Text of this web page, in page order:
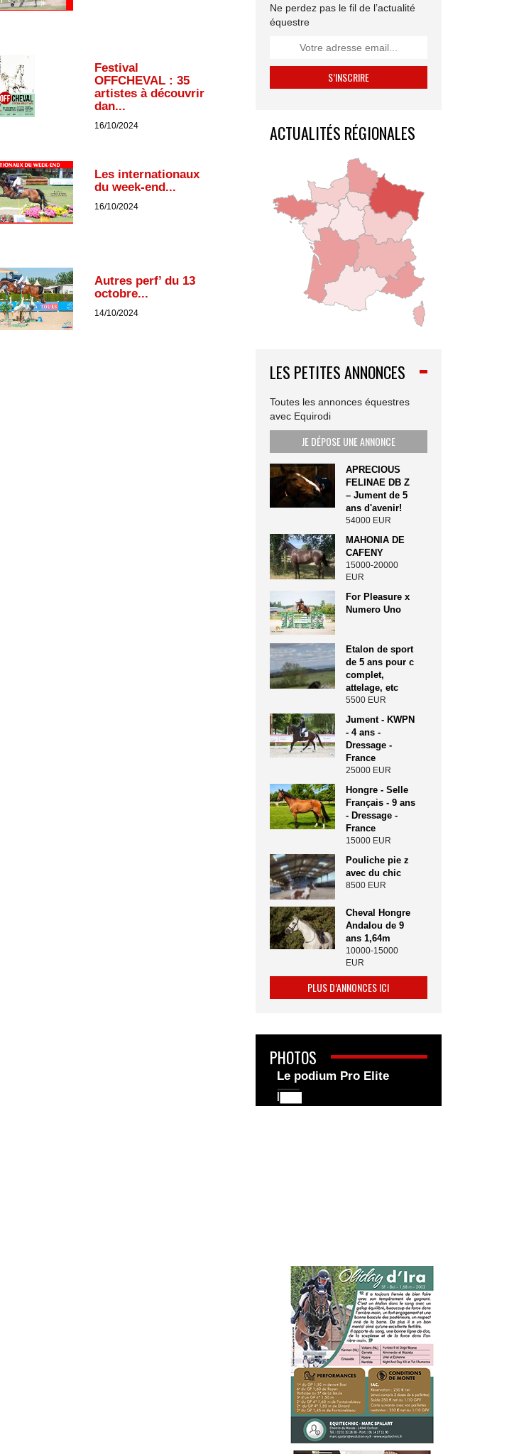
Festival
OFFCHEVAL : 35
artistes à découvrir
dan...
16/10/2024
Les internationaux
du week-end...
16/10/2024
Autres perf’ du 13
octobre...
14/10/2024
Ne perdez pas le fil de l’actualité
équestre
ACTUALITÉS RÉGIONALES
LES PETITES ANNONCES
Toutes les annonces équestres
avec Equirodi
JE DÉPOSE UNE ANNONCE
APRECIOUS
FELINAE DB Z
– Jument de 5
ans d'avenir!
54000 EUR
MAHONIA DE
CAFENY
15000-20000
EUR
For Pleasure x
Numero Uno
Etalon de sport
de 5 ans pour c
complet,
attelage, etc
5500 EUR
Jument - KWPN
- 4 ans -
Dressage -
France
25000 EUR
Hongre - Selle
Français - 9 ans
- Dressage -
France
15000 EUR
Pouliche pie z
avec du chic
8500 EUR
Cheval Hongre
Andalou de 9
ans 1,64m
10000-15000
EUR
PLUS D’ANNONCES ICI
PHOTOS
Le podium Pro Elite